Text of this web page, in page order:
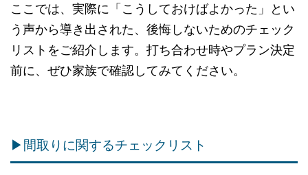
ここでは、実際に「こうしておけばよかった」とい
う声から導き出された、後悔しないためのチェック
リストをご紹介します。打ち合わせ時やプラン決定
前に、ぜひ家族で確認してみてください。
▶間取りに関するチェックリスト